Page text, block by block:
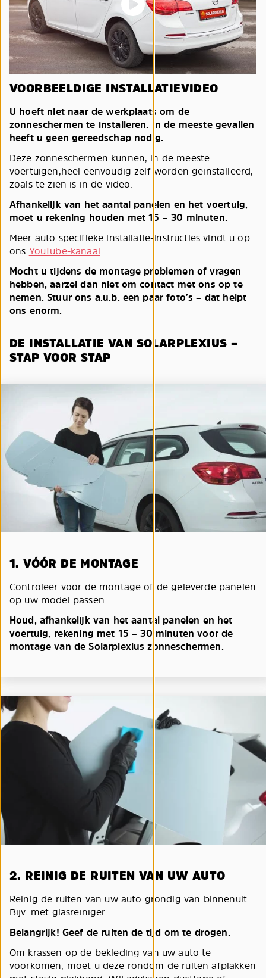
VOORBEELDIGE INSTALLATIEVIDEO
U hoeft niet naar de werkplaats om de
zonneschermen te installeren. In de meeste gevallen
heeft u geen gereedschap nodig.
Deze zonneschermen kunnen, in de meeste
voertuigen,heel eenvoudig zelf worden geïnstalleerd,
zoals te zien is in de video.
Afhankelijk van het aantal panelen en het voertuig,
moet u rekening houden met 15 – 30 minuten.
Meer auto specifieke installatie-instructies vindt u op
ons YouTube-kanaal
Mocht u tijdens de montage problemen of vragen
hebben, aarzel dan niet om contact met ons op te
nemen. Stuur ons a.u.b. een paar foto’s – dat helpt
ons enorm.
DE INSTALLATIE VAN SOLARPLEXIUS –
STAP VOOR STAP
1. VÓÓR DE MONTAGE
Controleer voor de montage of de geleverde panelen
op uw model passen.
Houd, afhankelijk van het aantal panelen en het
voertuig, rekening met 15 – 30 minuten voor de
montage van de Solarplexius zonneschermen.
2. REINIG DE RUITEN VAN UW AUTO
Reinig de ruiten van uw auto grondig van binnenuit.
Bijv. met glasreiniger.
Belangrijk! Geef de ruiten de tijd om te drogen.
Om krassen op de bekleding van uw auto te
voorkomen, moet u deze rondom de ruiten afplakken